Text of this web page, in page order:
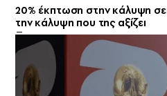
20% έκπτωση στην κάλυψη
την κάλυψη που της αξίζει